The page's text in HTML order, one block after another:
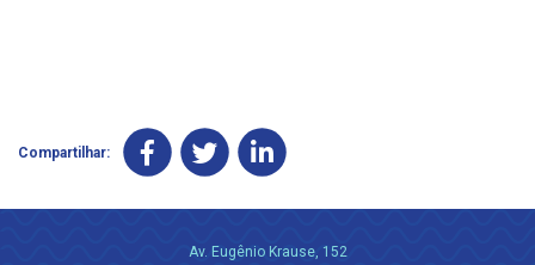
Compartilhar:
Av. Eugênio Krause, 152